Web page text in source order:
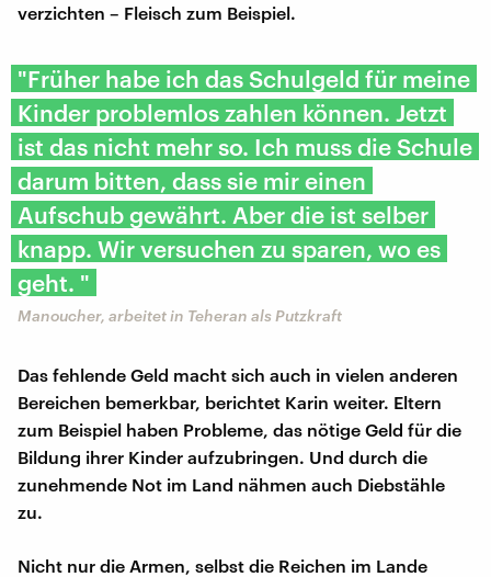
verzichten – Fleisch zum Beispiel.
"Früher habe ich das Schulgeld für meine
Kinder problemlos zahlen können. Jetzt
ist das nicht mehr so. Ich muss die Schule
darum bitten, dass sie mir einen
Aufschub gewährt. Aber die ist selber
knapp. Wir versuchen zu sparen, wo es
geht. "
Manoucher, arbeitet in Teheran als Putzkraft
Das fehlende Geld macht sich auch in vielen anderen
Bereichen bemerkbar, berichtet Karin weiter. Eltern
zum Beispiel haben Probleme, das nötige Geld für die
Bildung ihrer Kinder aufzubringen. Und durch die
zunehmende Not im Land nähmen auch Diebstähle
zu.
Nicht nur die Armen, selbst die Reichen im Lande